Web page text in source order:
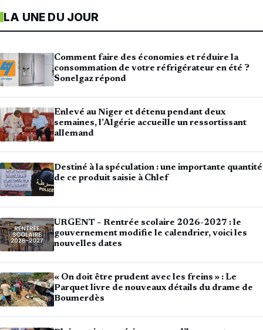
LA UNE DU JOUR
Comment faire des économies et réduire la
consommation de votre réfrigérateur en été ?
Sonelgaz répond
Enlevé au Niger et détenu pendant deux
semaines, l’Algérie accueille un ressortissant
allemand
Destiné à la spéculation : une importante quantité
de ce produit saisie à Chlef
URGENT – Rentrée scolaire 2026-2027 : le
gouvernement modifie le calendrier, voici les
nouvelles dates
« On doit être prudent avec les freins » : Le
Parquet livre de nouveaux détails du drame de
Boumerdès